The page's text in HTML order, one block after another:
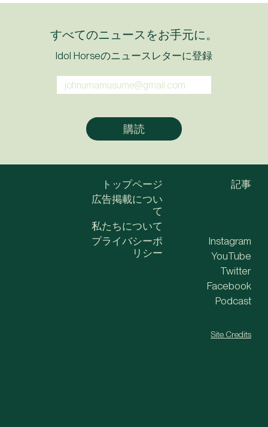
すべてのニュースをお手元に。
Idol Horseのニュースレターに登録
トップページ
広告掲載につい
て
私たちについて
記事
プライバシーポ
リシー
Instagram
YouTube
Twitter
Facebook
Podcast
Site Credits